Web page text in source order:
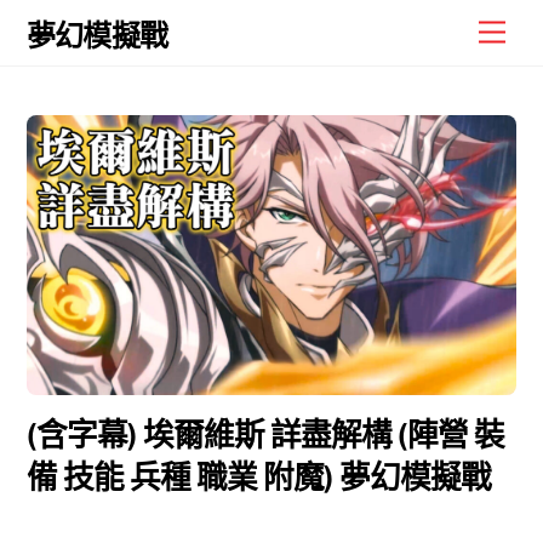
Skip
夢幻模擬戰
(含字幕) 埃爾維斯 詳盡解構 (陣營 裝
備 技能 兵種 職業 附魔) 夢幻模擬戰